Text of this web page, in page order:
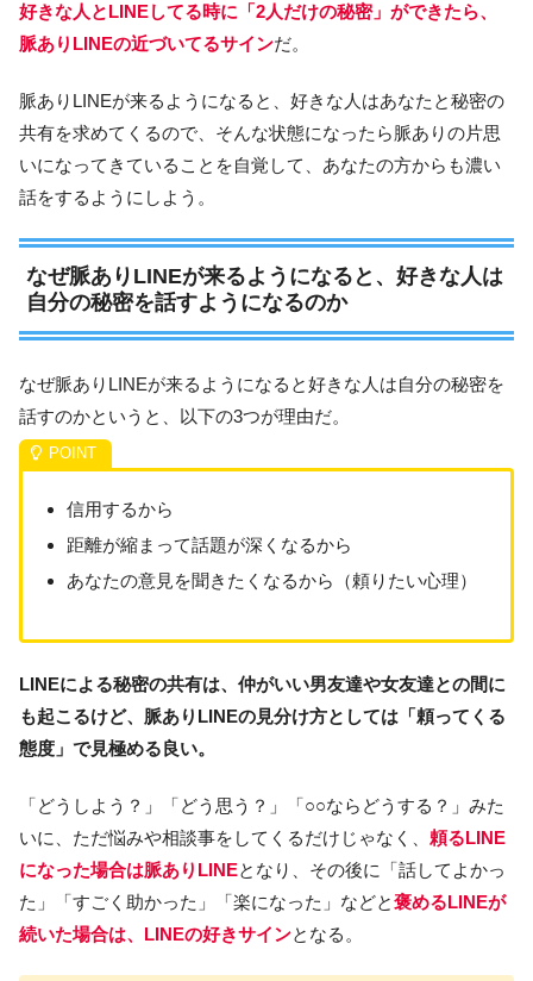
好きな人とLINEしてる時に「2人だけの秘密」ができたら、
脈ありLINEの近づいてるサインだ。
脈ありLINEが来るようになると、好きな人はあなたと秘密の
共有を求めてくるので、そんな状態になったら脈ありの片思
いになってきていることを自覚して、あなたの方からも濃い
話をするようにしよう。
なぜ脈ありLINEが来るようになると、好きな人は
自分の秘密を話すようになるのか
なぜ脈ありLINEが来るようになると好きな人は自分の秘密を
話すのかというと、以下の3つが理由だ。
信用するから
距離が縮まって話題が深くなるから
あなたの意見を聞きたくなるから（頼りたい心理）
LINEによる秘密の共有は、仲がいい男友達や女友達との間に
も起こるけど、脈ありLINEの見分け方としては「頼ってくる
態度」で見極める良い。
「どうしよう？」「どう思う？」「○○ならどうする？」みた
いに、ただ悩みや相談事をしてくるだけじゃなく、 頼るLINE
になった場合は脈ありLINEとなり、その後に「話してよかっ
た」「すごく助かった」「楽になった」などと褒めるLINEが
続いた場合は、LINEの好きサインとなる。